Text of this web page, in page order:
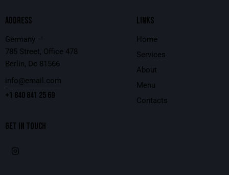
ADDRESS
Germany —
785 Street, Office 478
Berlin, De 81566
info@email.com
+1 840 841 25 69
LINKS
Home
Services
About
Menu
Contacts
GET IN TOUCH